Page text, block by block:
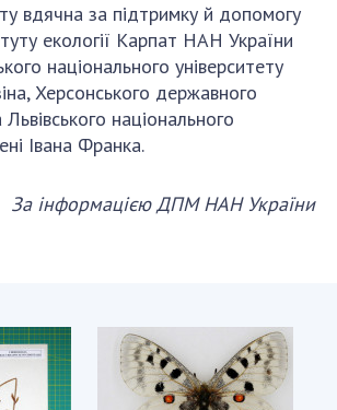
вдячна за підтримку й допомогу
екології Карпат НАН України
національного університету
Херсонського державного
національного
Івана Франка.
За інформацією ДПМ НАН України